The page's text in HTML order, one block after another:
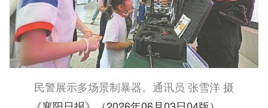
民警展示多场景制暴器。通讯员 张雪洋 摄